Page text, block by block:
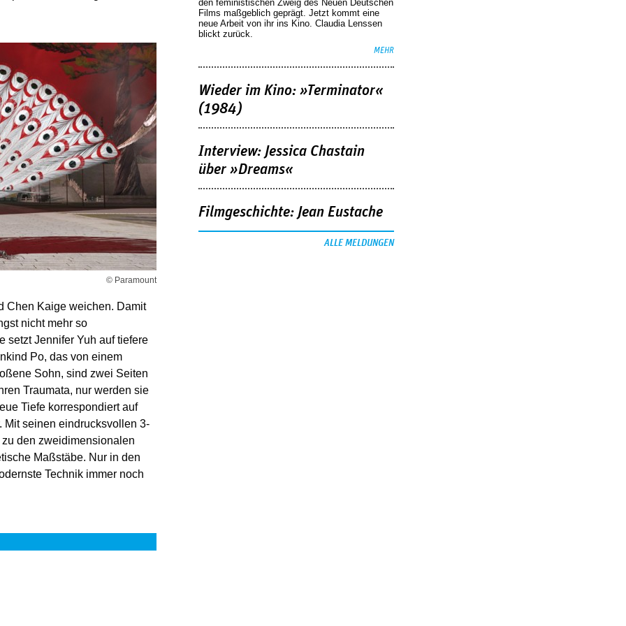
© Paramount
Chen Kaige weichen. Damit
nicht mehr so
setzt Jennifer Yuh auf tiefere
Po, das von einem
Sohn, sind zwei Seiten
Traumata, nur werden sie
Tiefe korrespondiert auf
Mit seinen eindrucksvollen 3-
den zweidimensionalen
Maßstäbe. Nur in den
Technik immer noch
den feministischen Zweig des Neuen Deutschen
Films maßgeblich geprägt. Jetzt kommt eine
neue Arbeit von ihr ins Kino. Claudia Lenssen
blickt zurück.
MEHR
Wieder im Kino: »Terminator«
(1984)
Interview: Jessica Chastain
über »Dreams«
Filmgeschichte: Jean Eustache
ALLE MELDUNGEN